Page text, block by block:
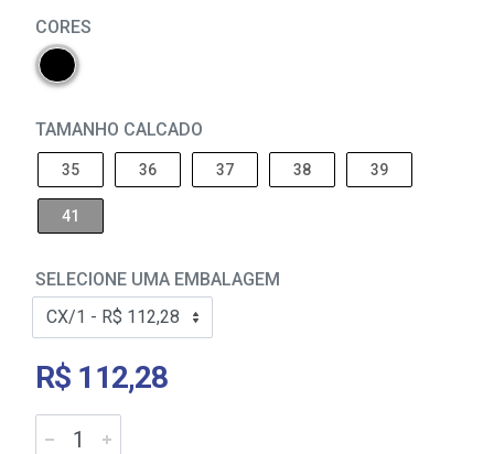
CORES
TAMANHO CALCADO
35 36 37 38 39
41
SELECIONE UMA EMBALAGEM
R$ 112,28